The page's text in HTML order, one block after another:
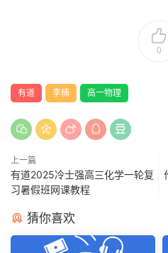
0
有道 李楠 高一物理
上一篇
有道2025冷士强高三化学一轮复
习暑假班网课教程
猜你喜欢